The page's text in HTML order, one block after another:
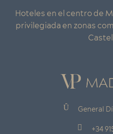
Hoteles en el centro de
privilegiada en zonas
General
+34